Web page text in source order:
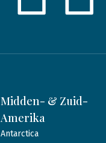
Midden- & Zuid-
Amerika
Antarctica